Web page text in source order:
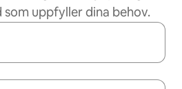
uppfyller dina behov.